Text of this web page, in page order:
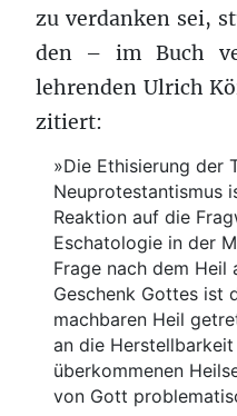
zu verdanken sei,
den – im Buch
lehrenden Ulrich
zitiert:
»Die Ethisierung der
Neuprotestantismus
Reaktion auf die
Eschatologie in der
Frage nach dem Heil
Geschenk Gottes ist
machbaren Heil
an die
überkommenen
von Gott